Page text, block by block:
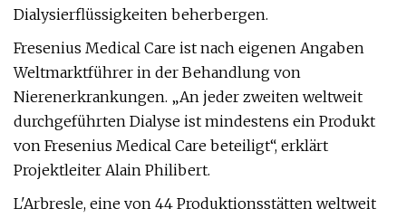
Dialysierflüssigkeiten beherbergen.
Fresenius Medical Care ist nach eigenen Angaben
Weltmarktführer in der Behandlung von
Nierenerkrankungen. „An jeder zweiten weltweit
durchgeführten Dialyse ist mindestens ein Produkt
von Fresenius Medical Care beteiligt“, erklärt
Projektleiter Alain Philibert.
L'Arbresle, eine von 44 Produktionsstätten weltweit